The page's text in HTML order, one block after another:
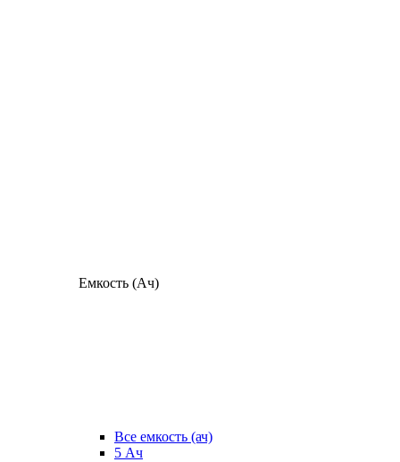
Емкость (Ач)
Все емкость (ач)
5 Ач